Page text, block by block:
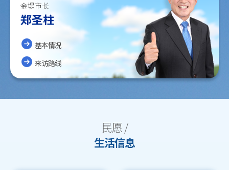
金堤市长
郑圣柱
基本情况
来访路线
民愿 /
生活信息